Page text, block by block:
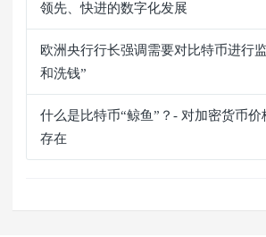
领先、快进的数字化发展
欧洲央行行长强调需要对比特币进行
和洗钱”
什么是比特币“鲸鱼”？- 对加密货币价
存在